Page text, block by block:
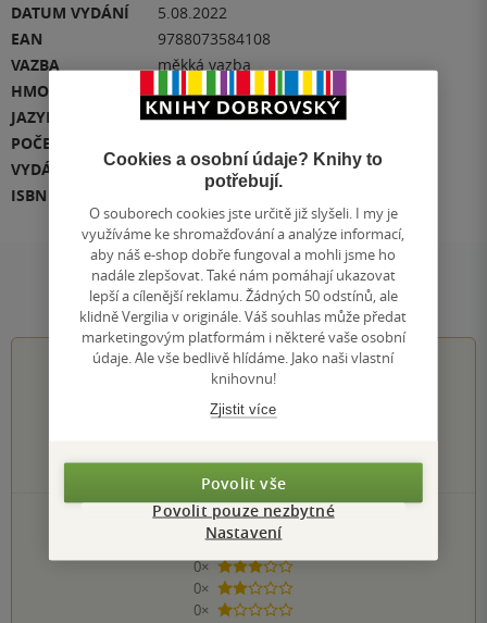
DATUM VYDÁNÍ
5.08.2022
EAN
9788073584108
VAZBA
měkká vazba
HMOTNOST
440 g
JAZYK
čeština
POČET STRAN
VYDÁNÍ
1
ISBN
978-80-7358-410-8
Hodnocení a recenze čtenářů
0.0z 5
0hodnocení čtenářů
0×
5 hvězdiček
0×
4 hvězdičky
0×
3 hvězdičky
0×
2 hvězdičky
0×
1 hvezdička
Cookies a osobní údaje? Knihy to
potřebují.
O souborech cookies jste určitě již slyšeli. I my je
využíváme ke shromažďování a analýze informací,
aby náš e-shop dobře fungoval a mohli jsme ho
nadále zlepšovat. Také nám pomáhají ukazovat
lepší a cílenější reklamu. Žádných 50 odstínů, ale
klidně Vergilia v originále. Váš souhlas může předat
marketingovým platformám i některé vaše osobní
údaje. Ale vše bedlivě hlídáme. Jako naši vlastní
knihovnu!
Zjistit více
Povolit vše
Povolit pouze nezbytné
Nastavení